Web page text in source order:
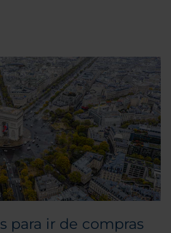
para ir de compras